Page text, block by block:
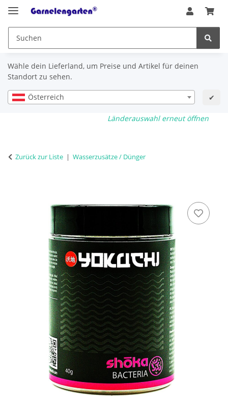
Wähle dein Lieferland, um Preise und Artikel für deinen
Standort zu sehen.
Österreich ✔
Länderauswahl erneut öffnen
Zurück zur Liste Wasserzusätze / Dünger